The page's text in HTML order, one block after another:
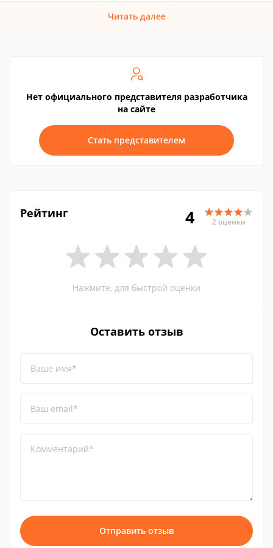
Читать далее
Нет официального представителя разработчика
на сайте
Стать представителем
Рейтинг 4 2 оценки
Нажмите, для быстрой оценки
Оставить отзыв
Ваше имя*
Ваш email*
Комментарий*
Отправить отзыв